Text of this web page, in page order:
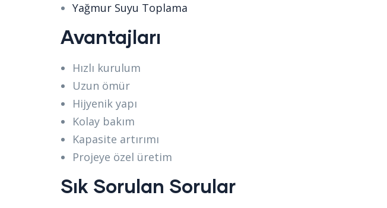
Yağmur Suyu Toplama
Avantajları
Hızlı kurulum
Uzun ömür
Hijyenik yapı
Kolay bakım
Kapasite artırımı
Projeye özel üretim
Sık Sorulan Sorular